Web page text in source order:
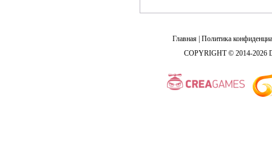
Главная Политика
COPYRIGHT © 2014-2026